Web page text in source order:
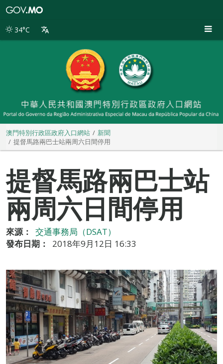
別
34°C
澳門特別行政區政府入口網站
新聞
提督馬路兩巴士站兩周六日間停用
提督馬路兩巴士站
兩周六日間停用
來源：
交通事務局（DSAT）
發布日期：
2018年9月12日 16:33